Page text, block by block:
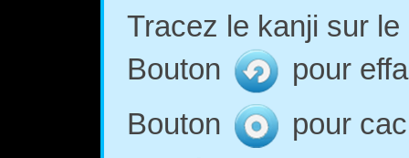
Tracez le kanji sur
Bouton
pour
Bouton
pour